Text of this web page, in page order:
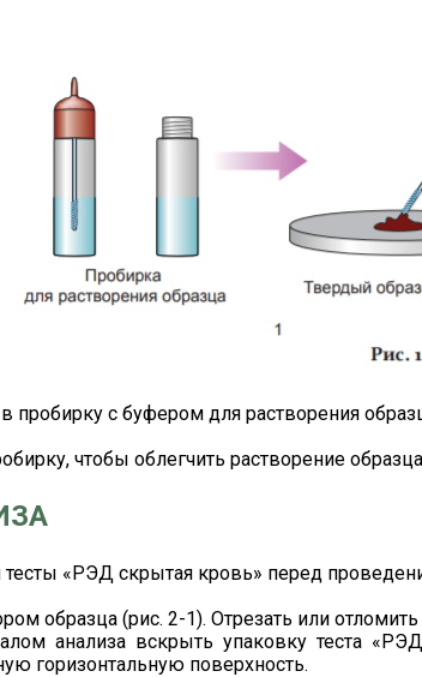
пробирку с буфером для растворения
чтобы облегчить растворение
«РЭД скрытая кровь» перед
образца (рис. 2-1). Отрезать или
анализа вскрыть упаковку теста «РЭД
горизонтальную поверхность.